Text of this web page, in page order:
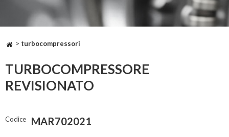
> turbocompressori
TURBOCOMPRESSORE
REVISIONATO
Codice MAR702021